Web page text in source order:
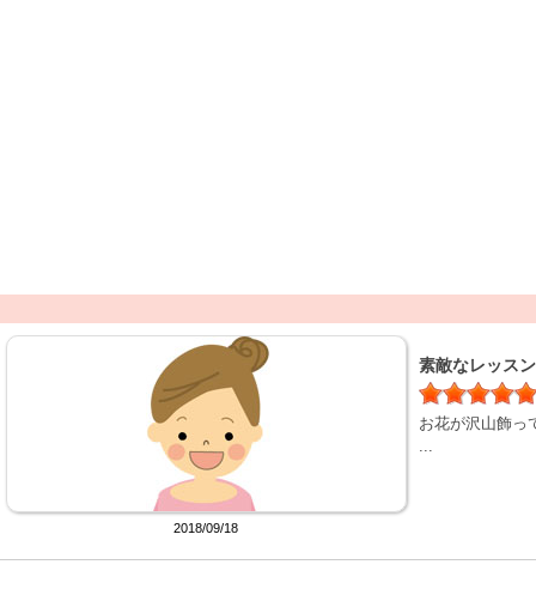
2018/09/18
素敵なレッスン
お花が沢山飾っ
...